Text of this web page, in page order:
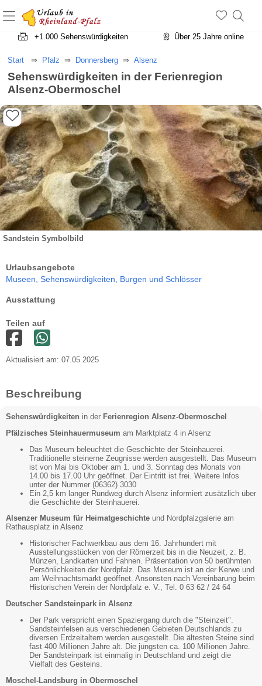
+1.500 Unterkünfte in Rheinland-Pfalz
+1.000 Sehenswürdigkeiten
Über 25 Jahre online
Start Pfalz Donnersberg Alsenz
Sehenswürdigkeiten in der Ferienregion
Alsenz-Obermoschel
Sandstein Symbolbild
Urlaubsangebote
Museen, Sehenswürdigkeiten, Burgen und Schlösser
Ausstattung
Teilen auf
Aktualisiert am: 07.05.2025
Beschreibung
Sehenswürdigkeiten in der Ferienregion Alsenz-Obermoschel
Pfälzisches Steinhauermuseum am Marktplatz 4 in Alsenz
Das Museum beleuchtet die Geschichte der Steinhauerei.
Traditionelle steinerne Zeugnisse werden ausgestellt. Das Museum
ist von Mai bis Oktober am 1. und 3. Sonntag des Monats von
14.00 bis 17.00 Uhr geöffnet. Der Eintritt ist frei. Weitere Infos
unter der Nummer (06362) 3030
Ein 2,5 km langer Rundweg durch Alsenz informiert zusätzlich über
die Geschichte der Steinhauerei.
Alsenzer Museum für Heimatgeschichte und Nordpfalzgalerie am
Rathausplatz in Alsenz
Historischer Fachwerkbau aus dem 16. Jahrhundert mit
Ausstellungsstücken von der Römerzeit bis in die Neuzeit, z. B.
Münzen, Landkarten und Fahnen. Präsentation von 50 berühmten
Persönlichkeiten der Nordpfalz. Das Museum ist an der Kerwe und
am Weihnachtsmarkt geöffnet. Ansonsten nach Vereinbarung beim
Historischen Verein der Nordpfalz e. V., Tel. 0 63 62 / 24 64
Deutscher Sandsteinpark in Alsenz
Der Park verspricht einen Spaziergang durch die "Steinzeit".
Sandsteinfelsen aus verschiedenen Gebieten Deutschlands zu
diversen Erdzeitaltern werden ausgestellt. Die ältesten Steine sind
fast 400 Millionen Jahre alt. Die jüngsten ca. 100 Millionen Jahre.
Der Sandsteinpark ist einmalig in Deutschland und zeigt die
Vielfalt des Gesteins.
Moschel-Landsburg in Obermoschel